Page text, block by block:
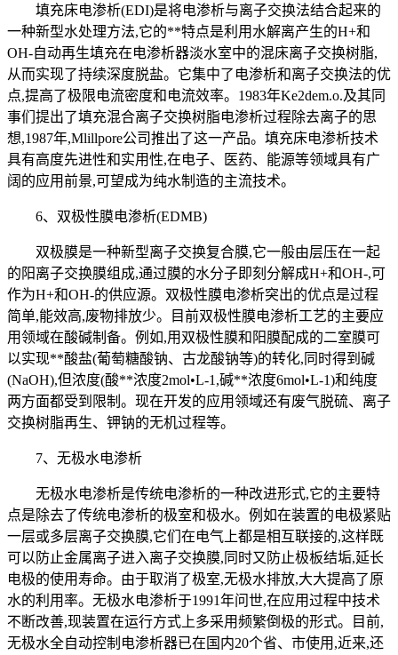
填充床电渗析(EDI)是将电渗析与离子交换法结合起来的
一种新型水处理方法,它的**特点是利用水解离产生的H+和
OH-自动再生填充在电渗析器淡水室中的混床离子交换树脂,
从而实现了持续深度脱盐。它集中了电渗析和离子交换法的优
点,提高了极限电流密度和电流效率。1983年Ke2dem.o.及其同
事们提出了填充混合离子交换树脂电渗析过程除去离子的思
想,1987年,Mlillpore公司推出了这一产品。填充床电渗析技术
具有高度先进性和实用性,在电子、医药、能源等领域具有广
阔的应用前景,可望成为纯水制造的主流技术。
6、双极性膜电渗析(EDMB)
双极膜是一种新型离子交换复合膜,它一般由层压在一起
的阳离子交换膜组成,通过膜的水分子即刻分解成H+和OH-,可
作为H+和OH-的供应源。双极性膜电渗析突出的优点是过程
简单,能效高,废物排放少。目前双极性膜电渗析工艺的主要应
用领域在酸碱制备。例如,用双极性膜和阳膜配成的二室膜可
以实现**酸盐(葡萄糖酸钠、古龙酸钠等)的转化,同时得到碱
(NaOH),但浓度(酸**浓度2mol•L-1,碱**浓度6mol•L-1)和纯度
两方面都受到限制。现在开发的应用领域还有废气脱硫、离子
交换树脂再生、钾钠的无机过程等。
7、无极水电渗析
无极水电渗析是传统电渗析的一种改进形式,它的主要特
点是除去了传统电渗析的极室和极水。例如在装置的电极紧贴
一层或多层离子交换膜,它们在电气上都是相互联接的,这样既
可以防止金属离子进入离子交换膜,同时又防止极板结垢,延长
电极的使用寿命。由于取消了极室,无极水排放,大大提高了原
水的利用率。无极水电渗析于1991年问世,在应用过程中技术
不断改善,现装置在运行方式上多采用频繁倒极的形式。目前,
无极水全自动控制电渗析器已在国内20个省、市使用,近来,还